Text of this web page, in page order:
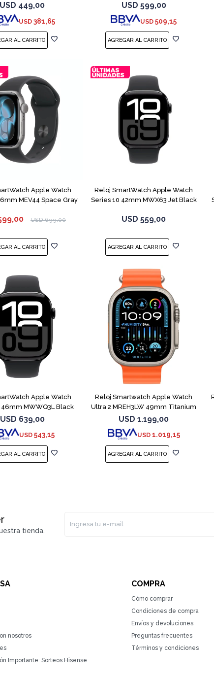
USD 449,00
USD 381,65
USD 599,00
USD 509,15
Apple Watch
MEV44 Space Gray
USD 699,00
Reloj SmartWatch Apple Watch
Series 10 42mm MWX63 Jet Black
USD 559,00
Apple Watch
46mm MWWQ3L Black
ML
USD 639,00
USD 543,15
Reloj Smartwatch Apple Watch
Ultra 2 MREH3LW 49mm Titanium
USD 1.199,00
USD 1.019,15
tienda.
nosotros
Importante: Sorteos Hisense
COMPRA
Cómo comprar
Condiciones de compra
Envíos y devoluciones
Preguntas frecuentes
Términos y condiciones